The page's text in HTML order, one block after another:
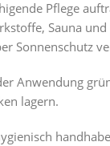
Pflege
Sauna
Sonnenschutz
Anwendung
lagern.